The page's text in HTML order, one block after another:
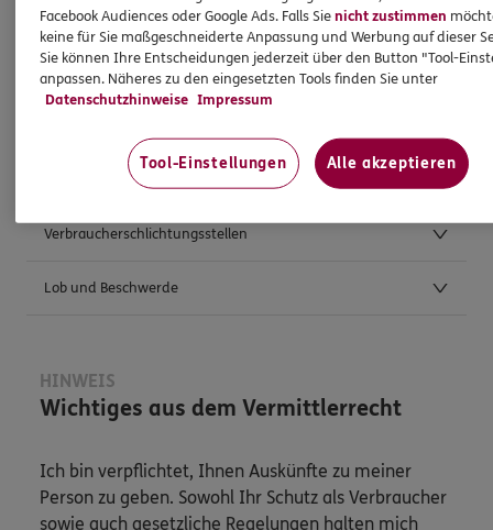
Weitere Kontaktmöglichkeiten
Verbraucherschlichtungsstellen
Lob und Beschwerde
HINWEIS
Wichtiges aus dem Vermittlerrecht
Ich bin verpflichtet, Ihnen Auskünfte zu meiner
Person zu geben. Sowohl Ihr Schutz als Verbraucher
sowie auch gesetzliche Regelungen halten mich
Facebook Audiences oder Google Ads. Falls Sienicht zustimmen
keine für Sie maßgeschneiderte Anpassung und Werbung auf dieser
Sie können Ihre Entscheidungen jederzeit über den Button "Tool-
anpassen. Näheres zu den eingesetzten Tools finden Sie unter
Datenschutzhinweise Impressum
Tool-Einstellungen Alle akzeptieren